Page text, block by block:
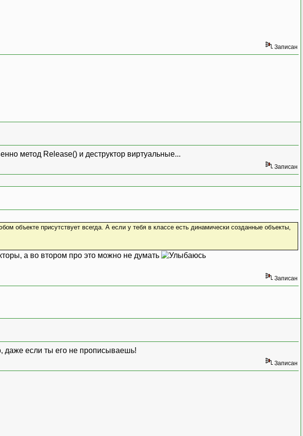
Записан
метод Release() и деструктор виртуальные...
Записан
объекте присутствует всегда. А если у тебя в классе есть динамически созданные объекты,
а во втором про это можно не думать
Записан
даже если ты его не прописываешь!
Записан